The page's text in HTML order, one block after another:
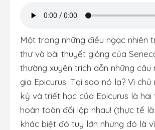
Một trong những điều ngạc nhiên
thư và bài thuyết giảng của
thường xuyên trích dẫn những câu
gia Epicurus. Tại sao nó lạ? Vì
kỷ và triết học của Epicurus là hai
hoàn toàn đối lập nhau! (thực tế
khác biệt đó tuy lớn nhưng đó là